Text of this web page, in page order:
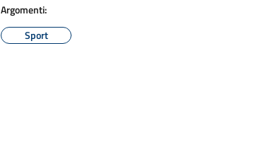
Argomenti:
Sport